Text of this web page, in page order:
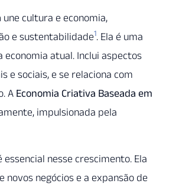
une cultura e economia,
e sustentabilidade1. Ela é uma
atual. Inclui aspectos
e sociais, e se relaciona com
A Economia Criativa Baseada em
impulsionada pela
essencial nesse crescimento. Ela
novos negócios e a expansão de